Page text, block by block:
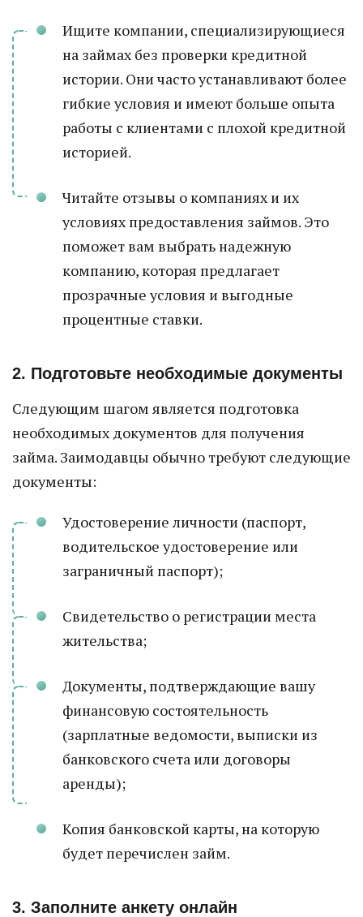
Ищите компании, специализирующиеся
на займах без проверки кредитной
истории. Они часто устанавливают более
гибкие условия и имеют больше опыта
работы с клиентами с плохой кредитной
историей.
Читайте отзывы о компаниях и их
условиях предоставления займов. Это
поможет вам выбрать надежную
компанию, которая предлагает
прозрачные условия и выгодные
процентные ставки.
2. Подготовьте необходимые документы
Следующим шагом является подготовка
необходимых документов для получения
займа. Заимодавцы обычно требуют следующие
документы:
Удостоверение личности (паспорт,
водительское удостоверение или
заграничный паспорт);
Свидетельство о регистрации места
жительства;
Документы, подтверждающие вашу
финансовую состоятельность
(зарплатные ведомости, выписки из
банковского счета или договоры
аренды);
Копия банковской карты, на которую
будет перечислен займ.
3. Заполните анкету онлайн